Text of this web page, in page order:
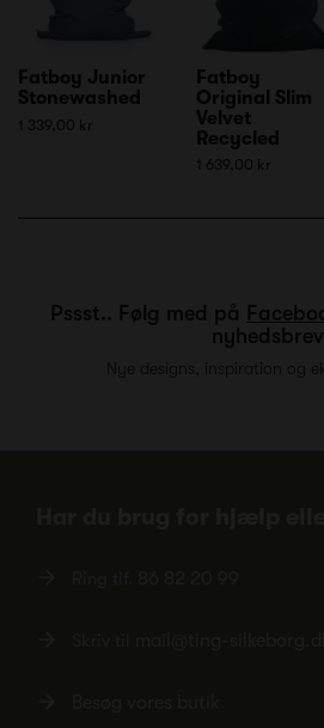
Fatboy Junior
Stonewashed
1 339,00 kr
Fatboy
Original Slim
Velvet
Recycled
1 639,00 kr
Pssst.. Følg med på
nyhedsbrev
Nye designs, inspiration og